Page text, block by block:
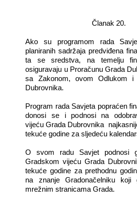
Članak 20.
Ako su programom rada
planiranih sadržaja predviđena
ta se sredstva, na temelju
osiguravaju u Proračunu Grada
sa Zakonom, ovom Odlukom i
Dubrovnika.
Program rada Savjeta popraćen
donosi se i podnosi na
vijeću Grada Dubrovnika
tekuće godine za sljedeću
O svom radu Savjet podnosi
Gradskom vijeću Grada
tekuće godine za prethodnu
na znanje Gradonačelniku koji
mrežnim stranicama Grada.